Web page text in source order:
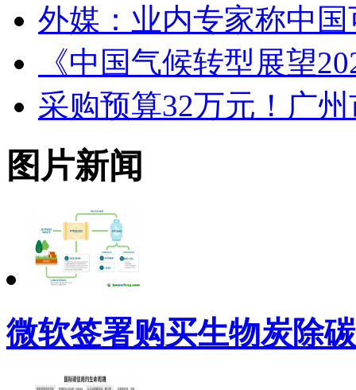
外媒：业内专家称中
《中国气候转型展望
采购预算32万元！广
图片新闻
微软签署购买生物炭除